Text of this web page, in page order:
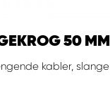
50 MM
kabler, slange